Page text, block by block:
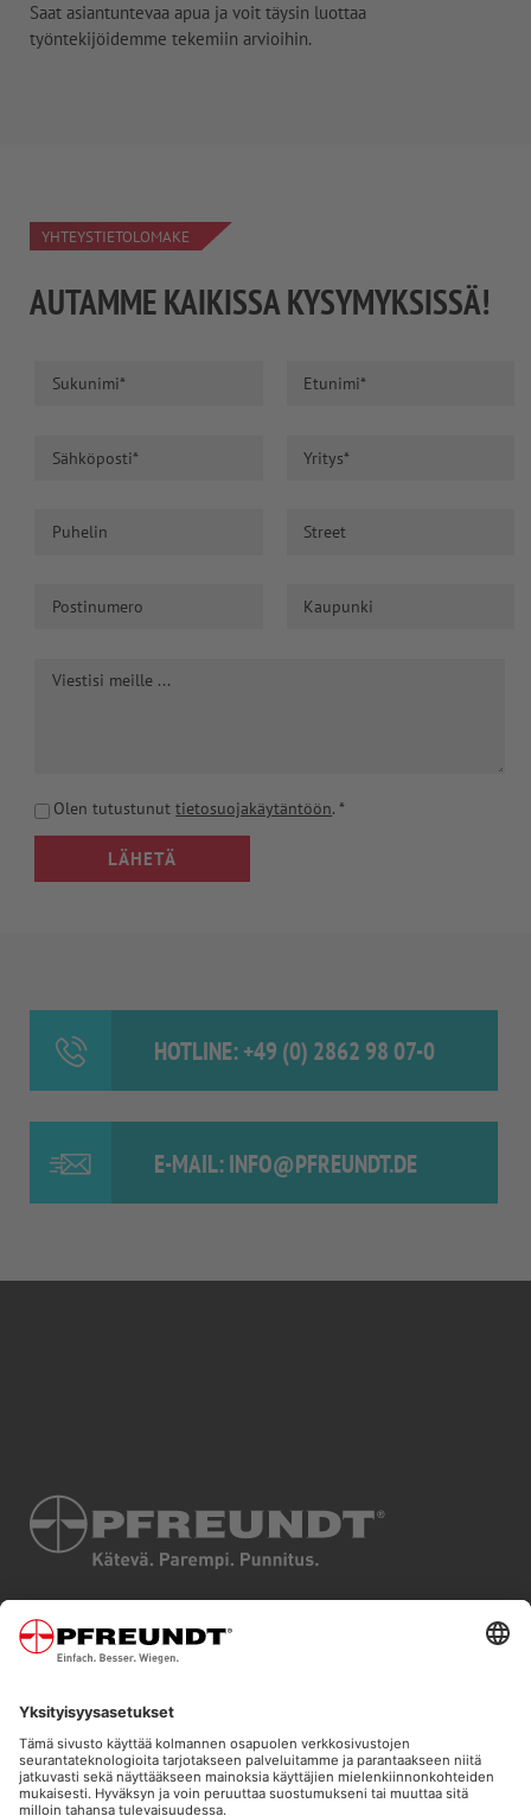
Saat asiantuntevaa apua ja voit täysin luottaa
työntekijöidemme tekemiin arvioihin.
YHTEYSTIETOLOMAKE
AUTAMME KAIKISSA KYSYMYKSISSÄ!
Olen tutustunuttietosuojakäytäntöön.*
LÄHETÄ
HOTLINE: +49 (0) 2862 98 07-0
E-MAIL: INFO@PFREUNDT.DE
TIETOSUOJA
EHDOT JA EDELLYTYKSET
COOKIES